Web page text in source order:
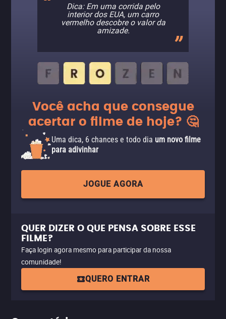
Dica: Em uma corrida pelo
interior dos EUA, um carro
vermelho descobre o valor da
amizade.
Você acha que consegue
acertar o filme de hoje? 🤔
Uma dica, 6 chances e todo dia um novo filme
para adivinhar
JOGUE AGORA
QUER DIZER O QUE PENSA SOBRE ESSE
FILME?
Faça login agora mesmo para participar da nossa
comunidade!
QUERO ENTRAR